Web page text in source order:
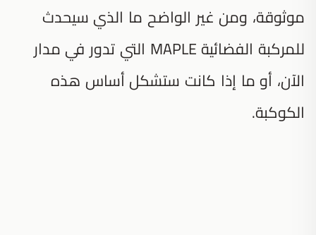
موثوقة، ومن غير الواضح ما الذي سيحدث
للمركبة الفضائية MAPLE التي تدور في مدار
الآن، أو ما إذا كانت ستشكل أساس هذه
الكوكبة.